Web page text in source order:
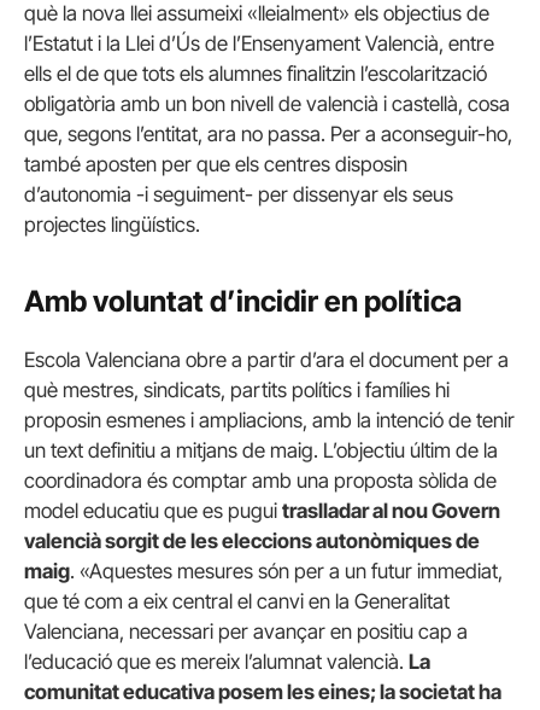
què la nova llei assumeixi «lleialment» els objectius de
l’Estatut i la Llei d’Ús de l’Ensenyament Valencià, entre
ells el de que tots els alumnes finalitzin l’escolarització
obligatòria amb un bon nivell de valencià i castellà, cosa
que, segons l’entitat, ara no passa. Per a aconseguir-ho,
també aposten per que els centres disposin
d’autonomia -i seguiment- per dissenyar els seus
projectes lingüístics.
Amb voluntat d’incidir en política
Escola Valenciana obre a partir d’ara el document per a
què mestres, sindicats, partits polítics i famílies hi
proposin esmenes i ampliacions, amb la intenció de tenir
un text definitiu a mitjans de maig. L’objectiu últim de la
coordinadora és comptar amb una proposta sòlida de
model educatiu que es pugui traslladar al nou Govern
valencià sorgit de les eleccions autonòmiques de
maig. «Aquestes mesures són per a un futur immediat,
que té com a eix central el canvi en la Generalitat
Valenciana, necessari per avançar en positiu cap a
l’educació que es mereix l’alumnat valencià. La
comunitat educativa posem les eines; la societat ha